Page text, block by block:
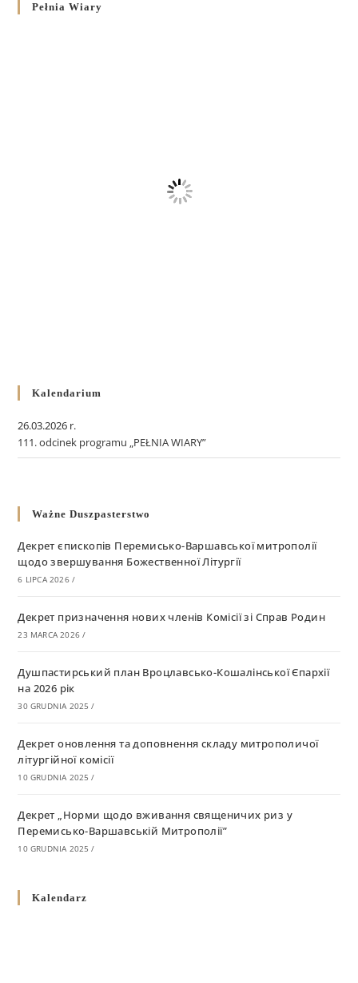
Pełnia Wiary
Kalendarium
26.03.2026 r.
111. odcinek programu „PEŁNIA WIARY”
Ważne Duszpasterstwo
Декрет єпископів Перемисько-Варшавської митрополії
щодо звершування Божественної Літургії
6 LIPCA 2026 /
Декрет призначення нових членів Комісії зі Справ Родин
23 MARCA 2026 /
Душпастирський план Вроцлавсько-Кошалінської Єпархії
на 2026 рік
30 GRUDNIA 2025 /
Декрет оновлення та доповнення складу митрополичої
літургійної комісії
10 GRUDNIA 2025 /
Декрет „Норми щодо вживання священичих риз у
Перемисько-Варшавській Митрополії”
10 GRUDNIA 2025 /
григоріанським календарем
Kalendarz